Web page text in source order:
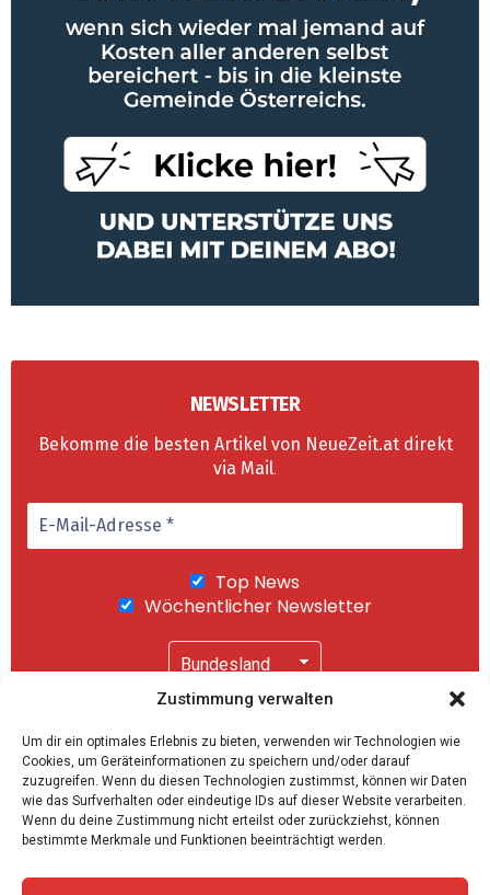
Zustimmung verwalten
Um dir ein optimales Erlebnis zu bieten, verwenden wir Technologien wie
Cookies, um Geräteinformationen zu speichern und/oder darauf
zuzugreifen. Wenn du diesen Technologien zustimmst, können wir Daten
wie das Surfverhalten oder eindeutige IDs auf dieser Website verarbeiten.
Wenn du deine Zustimmung nicht erteilst oder zurückziehst, können
bestimmte Merkmale und Funktionen beeinträchtigt werden.
NEWSLETTER
Bekomme die besten Artikel von NeueZeit.at direkt
via Mail.
Top News
Wöchentlicher Newsletter
"Abonnieren" akzeptierst Du unsere
Datenschutzerklärung.